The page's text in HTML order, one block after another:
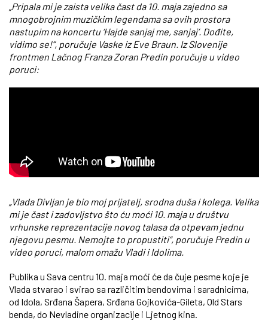
„Pripala mi je zaista velika čast da 10. maja zajedno sa
mnogobrojnim muzičkim legendama sa ovih prostora
nastupim na koncertu ‘Hajde sanjaj me, sanjaj’. Dođite,
vidimo se!“, poručuje Vaske iz Eve Braun. Iz Slovenije
frontmen Lačnog Franza Zoran Predin poručuje u video
poruci:
„Vlada Divljan je bio moj prijatelj, srodna duša i kolega. Velika
mi je čast i zadovljstvo što ću moći 10. maja u društvu
vrhunske reprezentacije novog talasa da otpevam jednu
njegovu pesmu. Nemojte to propustiti“, poručuje Predin u
video poruci, malom omažu Vladi i Idolima.
Publika u Sava centru 10. maja moći će da čuje pesme koje je
Vlada stvarao i svirao sa različitim bendovima i saradnicima,
od Idola, Srđana Šapera, Srđana Gojkovića-Gileta, Old Stars
benda, do Nevladine organizacije i Ljetnog kina.